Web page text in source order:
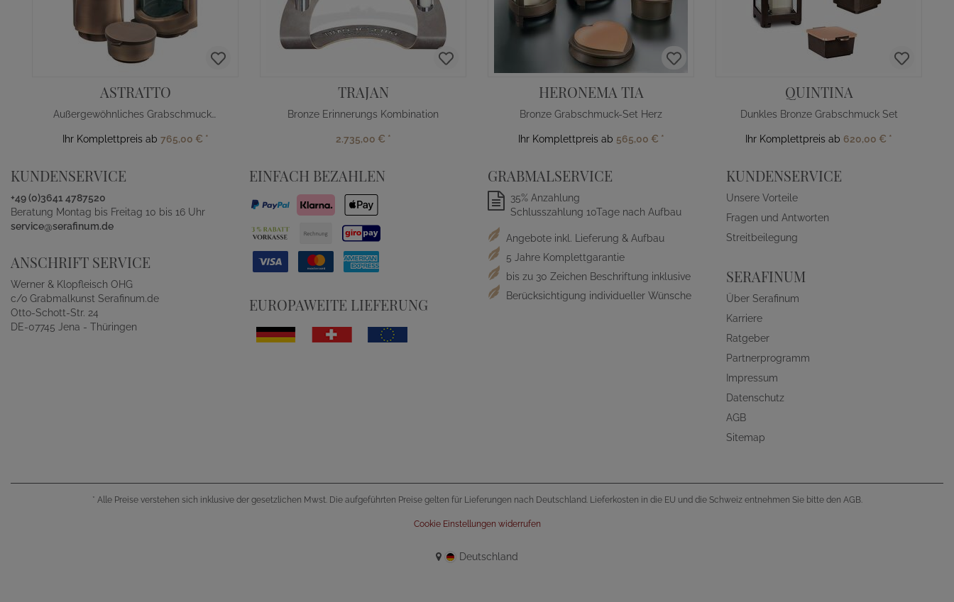
ASTRATTO
Außergewöhnliches Grabschmuck Set
Ihr Komplettpreis ab 765,00 € *
TRAJAN
Bronze Erinnerungs Kombination
2.735,00 € *
HERONEMA TIA
Bronze Grabschmuck-Set Herz
Ihr Komplettpreis ab 565,00 € *
QUINTINA
Dunkles Bronze Grabschmuck Set
Ihr Komplettpreis ab 620,00 € *
KUNDENSERVICE
+49 (0)3641 4787520
Beratung Montag bis Freitag 10 bis 16 Uhr
service@serafinum.de
ANSCHRIFT SERVICE
Werner & Klopfleisch OHG
c/o Grabmalkunst Serafinum.de
Otto-Schott-Str. 24
DE-07745 Jena - Thüringen
EINFACH BEZAHLEN
EUROPAWEITE LIEFERUNG
GRABMALSERVICE
35% Anzahlung
Schlusszahlung 10Tage nach Aufbau
Angebote inkl. Lieferung & Aufbau
5 Jahre Komplettgarantie
bis zu 30 Zeichen Beschriftung inklusive
Berücksichtigung individueller Wünsche
KUNDENSERVICE
Unsere Vorteile
Fragen und Antworten
Streitbeilegung
SERAFINUM
Über Serafinum
Karriere
Ratgeber
Partnerprogramm
Impressum
Datenschutz
AGB
Sitemap
* Alle Preise verstehen sich inklusive der gesetzlichen Mwst. Die aufgeführten Preise gelten für Lieferungen nach Deutschland. Lieferkosten in die EU und die Schweiz entnehmen Sie bitte den AGB.
Cookie Einstellungen widerrufen
Deutschland